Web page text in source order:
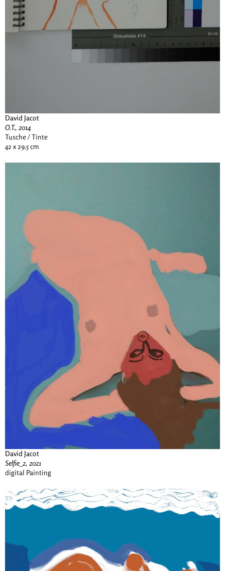
David Jacot
O.T., 2014
Tusche / Tinte
42 x 29.5 cm
David Jacot
Selfie_2, 2021
digital Painting